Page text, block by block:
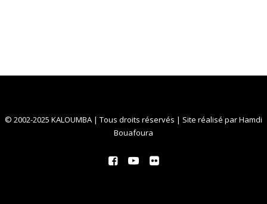
© 2002-2025 KALOUMBA | Tous droits réservés | Site réalisé parHamdi
Bouafoura